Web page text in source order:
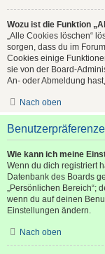
Wozu ist die Funktion
„Alle Cookies löschen“
sorgen, dass du im
Cookies einige
sie von der Board-
An- oder Abmeldung
Nach oben
Wie kann ich meine
Wenn du dich registriert
Datenbank des Boards
„Persönlichen Bereich“;
wenn du auf deinen
Einstellungen ändern.
Nach oben